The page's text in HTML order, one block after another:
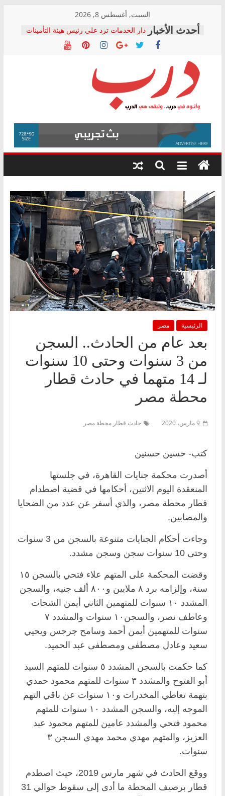
content
السبت, أغسطس 8, 2026
دار الخدمات ترد على رئيس هيئة التأمينات
بعد مؤتمره الصحفي: إنكار الأزمة لا ينهي
معاناة أصحاب المعاشات.. ونطالب بكشف
فرحات سليمان يكتب: القطاع الصحي إلى
أين؟
حزب التحالف الشعبي يطلق لجنة “الحق
في الصحة” بالإسكندرية لرصد الانتهاكات
ودعم المرضى
الوزاري لمدينة الصحفيين.. وانتهاء أعمال
إنشاء المبنى الإداري
المجلس القومي لحقوق الإنسان يعلن
متابعة قضية الدكتور محمد زهران.. ويؤكد:
قرينة البراءة وضمانات المحاكمة العادلة
درب
وأتوه
درب..
وتبقى
هي
الرئيسية مصر
بعد عام من الحادث.. السجن
من 3 سنوات وحتى 10 سنوات
لـ 14 متهما في حادث قطار
محطة مصر
9 مارس، 2020 حادث قطار محطة مصر
كتب- حسين حسنين
أصدرت محكمة جنايات القاهرة، في جلستها
المنعقدة اليوم الاثنين، أحكامها في قضية اصطدام
قطار محطة مصر، والذي أسفر عن عدد من الضحايا
والمصابين.
وجاءت أحكام الجنايات متنوعة بالسجن من 3 سنوات
وحتى 10 سنوات سجن وسجن مشدد.
وقضت المحكمة على المتهم علاء فتحي بالسجن ١٥
سنة، وإلزامه برد ٨ ملايين و٨٠٠ ألف جنيه، والسجن
المشدد ١٠ سنوات للمتهمين الثاني أيمن الشحات
وعاطف نصر، والسجن١٠ سنوات والمشدد ٧
سنوات للمتهمين أيمن أحمد وسامح جرجس ويحيي
سعيد وعادل مصطفى ومصطفى عبد الحميد.
كما حكمت بالسجن المشدد ٥ سنوات للمتهم السيد
أبو الفتوح والمشدد ٣ سنوات للمتهم محمود حمدي
بتهمة تعاطي المخدرات و١٠ سنوات عن باقي التهم
الموجه إليه، والسجن المشدد ١٠ سنوات للمتهم
محمود فتحي والمشدد عامين للمتهم محمود عبد
العزيز، والمتهم مهدي محمد مهدي السجن ٣
سنوات.
ووقع الحادث في شهر مارس 2019، حيث اصطدم
قطار برصيف المحطة ما أدى إلى سقوط حوالي 31